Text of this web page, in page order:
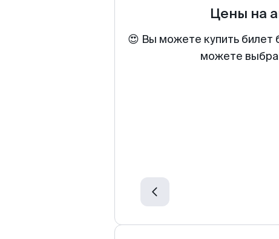
Цены на
😍 Вы можете купить билет
можете